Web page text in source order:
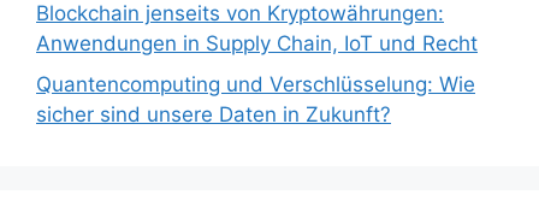
Blockchain jenseits von Kryptowährungen:
Anwendungen in Supply Chain, IoT und Recht
Quantencomputing und Verschlüsselung: Wie
sicher sind unsere Daten in Zukunft?